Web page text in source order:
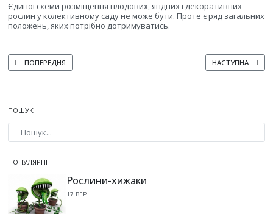
Єдиної схеми розміщення плодових, ягідних і декоративних
рослин у колективному саду не може бути. Проте є ряд загальних
положень, яких потрібно дотримуватись.
ПОПЕРЕДНЯ СТАТТЯ: УМОВИ, ЩО НЕГАТИВНО ВПЛИВАЮТЬ НА ПЛОДОВІ
ПОПЕРЕДНЯ НАСТУПНА
НАСТУПНА
ПОШУК
ПОПУЛЯРНІ
Рослини-хижаки
17.ВЕР.